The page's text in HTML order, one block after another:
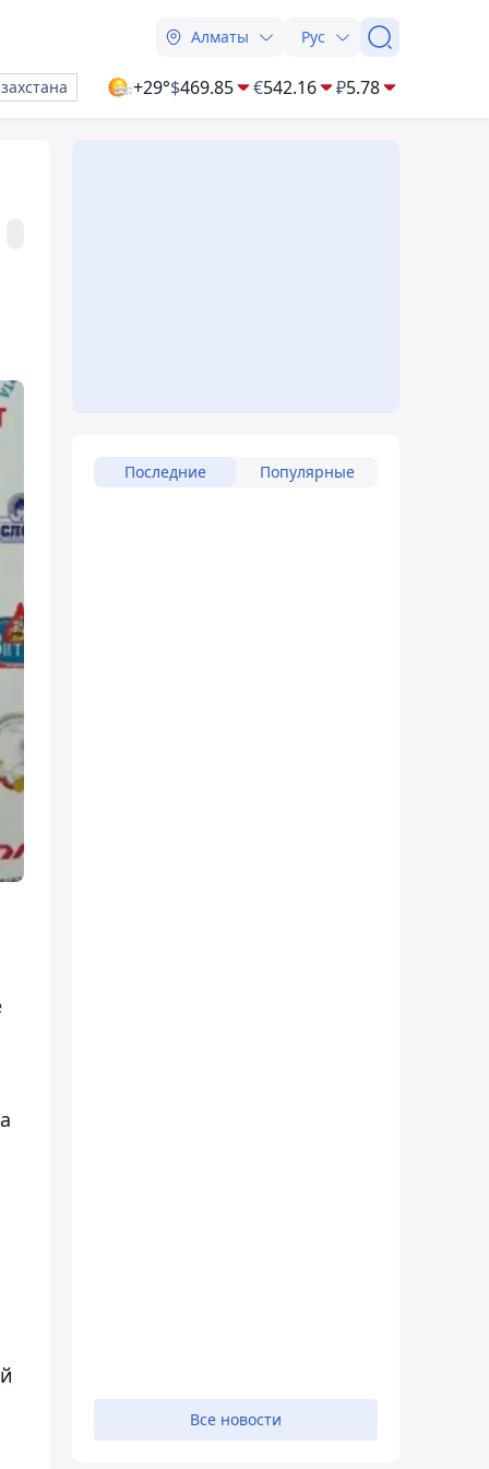
Алматы Рус
+29°$469.85 €542.16 ₽5.78
Последние Популярные
Все новости